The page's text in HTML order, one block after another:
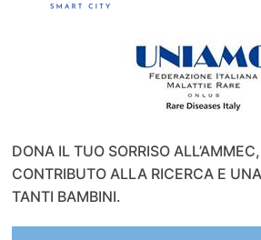
DONA IL TUO SORRISO
CONTRIBUTO ALLA RICERCA E
TANTI BAMBINI.